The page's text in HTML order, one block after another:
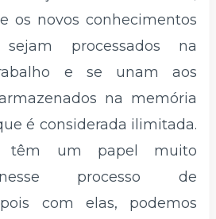
os novos conhecimentos
processados na
e se unam aos
na memória
é considerada ilimitada.
têm um papel muito
processo de
com elas, podemos